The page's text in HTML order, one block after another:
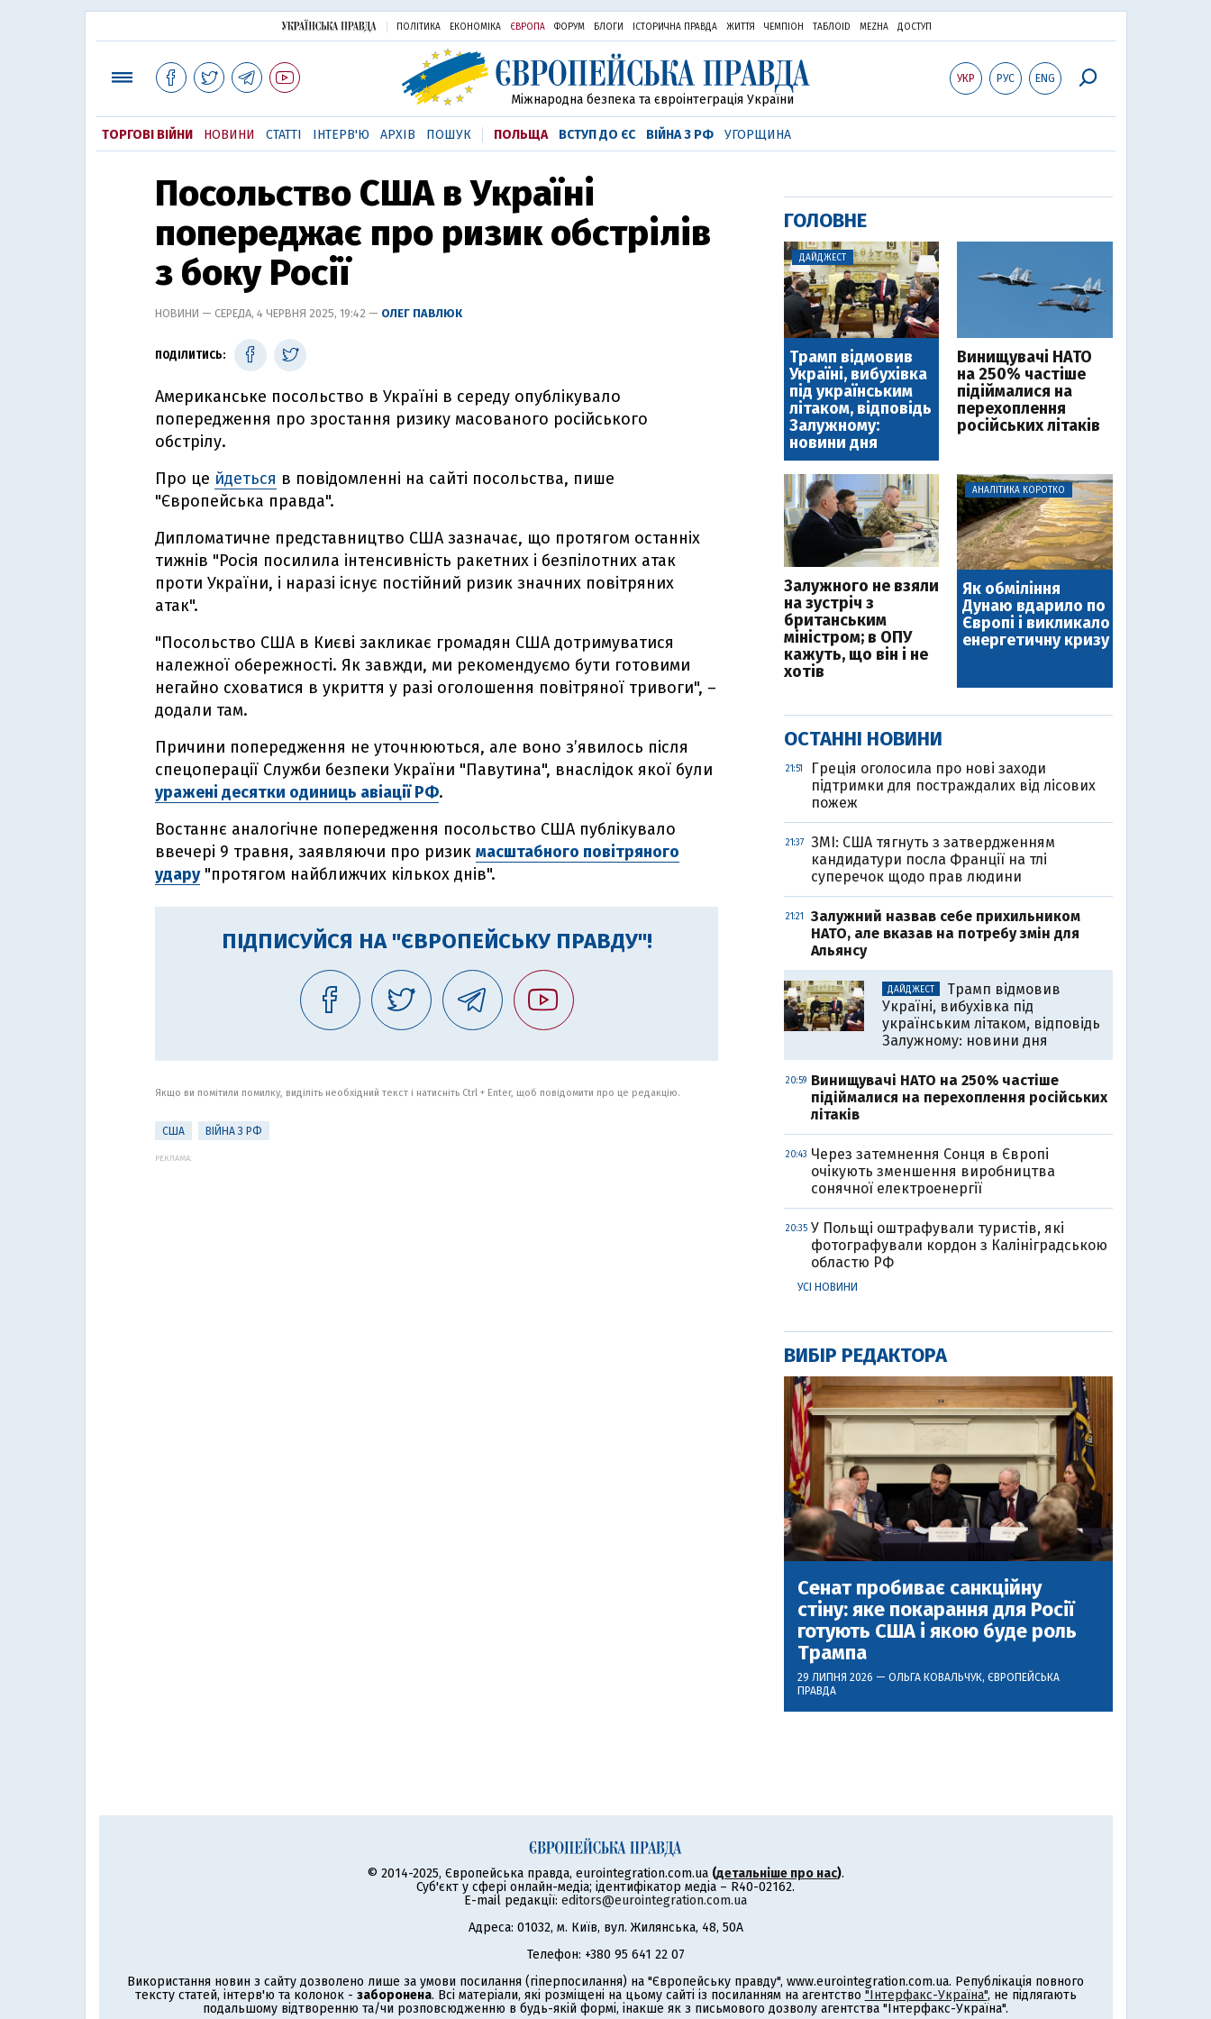
ПОЛІТИКА ЕКОНОМІКА ЄВРОПА ФОРУМ БЛОГИ ІСТОРИЧНА ПРАВДА ЖИТТЯ ЧЕМПІОН ТАБЛОID MEZHA ДОСТУП
УКР РУС ENG
Міжнародна безпека та євроінтеграція України
ТОРГОВІ ВІЙНИ НОВИНИ СТАТТІ ІНТЕРВ'Ю АРХІВ ПОШУК ПОЛЬЩА ВСТУП ДО ЄС ВІЙНА З РФ УГОРЩИНА
Посольство США в Україні
попереджає про ризик обстрілів
з боку Росії
НОВИНИ — СЕРЕДА, 4 ЧЕРВНЯ 2025, 19:42 — ОЛЕГ ПАВЛЮК
ПОДІЛИТИСЬ:
Американське посольство в Україні в середу опублікувало
попередження про зростання ризику масованого російського
обстрілу.
Про це йдеться в повідомленні на сайті посольства, пише
"Європейська правда".
Дипломатичне представництво США зазначає, що протягом останніх
тижнів "Росія посилила інтенсивність ракетних і безпілотних атак
проти України, і наразі існує постійний ризик значних повітряних
атак".
"Посольство США в Києві закликає громадян США дотримуватися
належної обережності. Як завжди, ми рекомендуємо бути готовими
негайно сховатися в укриття у разі оголошення повітряної тривоги", –
додали там.
Причини попередження не уточнюються, але воно зʼявилось після
спецоперації Служби безпеки України "Павутина", внаслідок якої були
уражені десятки одиниць авіації РФ.
Востаннє аналогічне попередження посольство США публікувало
ввечері 9 травня, заявляючи про ризик масштабного повітряного
удару"протягом найближчих кількох днів".
ПІДПИСУЙСЯ НА "ЄВРОПЕЙСЬКУ ПРАВДУ"!
Якщо ви помітили помилку, виділіть необхідний текст і натисніть Ctrl + Enter, щоб повідомити про це редакцію.
США ВІЙНА З РФ
РЕКЛАМА:
ГОЛОВНЕ
ДАЙДЖЕСТ
Трамп відмовив
Україні, вибухівка
під українським
літаком, відповідь
Залужному:
новини дня
Винищувачі НАТО
на 250% частіше
підіймалися на
перехоплення
російських літаків
Залужного не взяли
на зустріч з
британським
міністром; в ОПУ
кажуть, що він і не
хотів
АНАЛІТИКА КОРОТКО
Як обміління
Дунаю вдарило по
Європі і викликало
енергетичну кризу
ОСТАННІ НОВИНИ
21:51
Греція оголосила про нові заходи
підтримки для постраждалих від лісових
пожеж
21:37
ЗМІ: США тягнуть з затвердженням
кандидатури посла Франції на тлі
суперечок щодо прав людини
21:21
Залужний назвав себе прихильником
НАТО, але вказав на потребу змін для
Альянсу
ДАЙДЖЕСТ
Трамп відмовив
Україні, вибухівка під
українським літаком, відповідь
Залужному: новини дня
20:59 Винищувачі НАТО на 250% частіше
підіймалися на перехоплення російських
літаків
20:43 Через затемнення Сонця в Європі
очікують зменшення виробництва
сонячної електроенергії
20:35 У Польщі оштрафували туристів, які
фотографували кордон з Калініградською
областю РФ
УСІ НОВИНИ
ВИБІР РЕДАКТОРА
Сенат пробиває санкційну
стіну: яке покарання для Росії
готують США і якою буде роль
Трампа
29 ЛИПНЯ 2026 — ОЛЬГА КОВАЛЬЧУК, ЄВРОПЕЙСЬКА
ПРАВДА
© 2014-2025, Європейська правда, eurointegration.com.ua (детальніше про нас).
Суб'єкт у сфері онлайн-медіа; ідентифікатор медіа – R40-02162.
E-mail редакції: editors@eurointegration.com.ua
Адреса: 01032, м. Київ, вул. Жилянська, 48, 50А
Телефон: +380 95 641 22 07
Використання новин з сайту дозволено лише за умови посилання (гіперпосилання) на "Європейську правду", www.eurointegration.com.ua. Републікація повного
тексту статей, інтерв'ю та колонок - заборонена. Всі матеріали, які розміщені на цьому сайті із посиланням на агентство "Інтерфакс-Україна", не підлягають
подальшому відтворенню та/чи розповсюдженню в будь-якій формі, інакше як з письмового дозволу агентства "Інтерфакс-Україна".